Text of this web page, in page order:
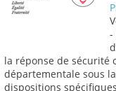
-
la réponse de sécurité
départementale sous
dispositions